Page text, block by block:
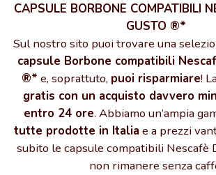
CAPSULE BORBONE COMPATIBILI
GUSTO ®*
Sul nostro sito puoi trovare una
capsule Borbone compatibili
®* e, soprattuto, puoi risparmiare!
gratis con un acquisto davvero
entro 24 ore. Abbiamo un’ampia
tutte prodotte in Italiae a prezzi
subito le capsule compatibili Nescafè
non rimanere senza